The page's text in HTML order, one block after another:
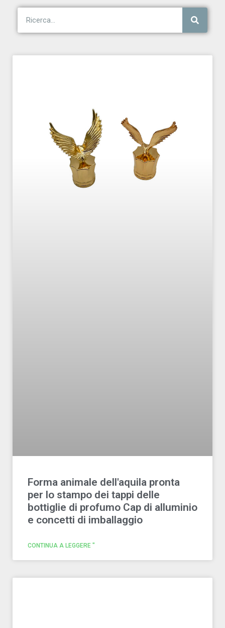
Forma animale dell'aquila pronta
per lo stampo dei tappi delle
bottiglie di profumo Cap di alluminio
e concetti di imballaggio
CONTINUA A LEGGERE "